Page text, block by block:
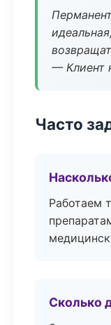
— Клиент
Часто
Работаем
Сколько